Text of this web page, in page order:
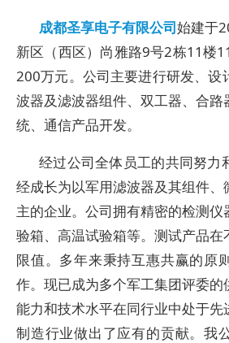
成都圣享电子有限公司始建于
新区（西区）尚雅路9号2栋11楼
200万元。公司主要进行研发、设
波器及滤波器组件、双工器、合
统、通信产品开发。
经过公司全体员工的共同努力
经成长为以军用滤波器及其组件、
主的企业。公司拥有精密的检测
验箱、高温试验箱等。测试产品在
限值。多年来秉持互惠共赢的原
作。现已成为多个军工集团评委
能力和技术水平在同行业中处于先
制造行业做出了应有的贡献。我